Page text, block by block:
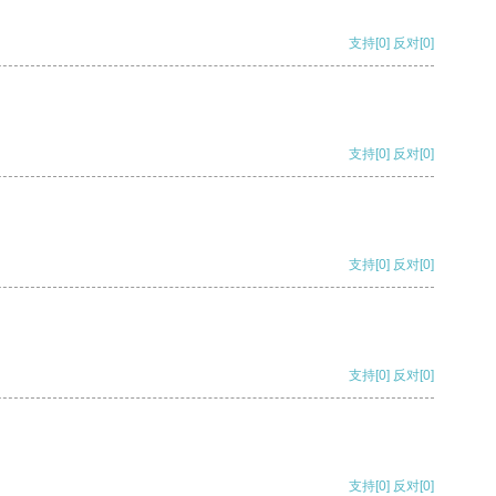
支持[0] 反对[0]
支持[0] 反对[0]
支持[0] 反对[0]
支持[0] 反对[0]
支持[0] 反对[0]